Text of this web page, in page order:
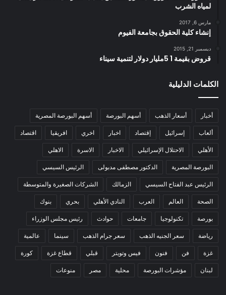
لمياه الشرب
مارس 6, 2017
إنشاء كلية الحقوق بجامعة الفيوم
ديسمبر 21, 2015
قروض بقيمة 1 5مليار دولار لتنمية سيناء
الكلمات الدليلية
أخبار أسعار الذهب أسهم البورصة أسهم البورصة المصرية
ألعاب إسرائيل إقتصاد اخبار اخري افريقيا اقتصاد
الأهلي الاحتلال الإسرائيلي الاخبار الاسرة الاهلي
البورصة المصرية الدكتور مصطفى مدبولى الرئيس السيسي
الرئيس عبد الفتاح السيسي الزمالك الشركات الصغيرة والمتوسطة
الصحة العالم العرب النادي الأهلي بحري بنوك
بورصة تكنولوجيا جامعات حوادث رئيس مجلس الوزراء
رياضة سعر الجنيه الذهب سعر جرام الذهب سينما عالمية
غزة فن فنون فيس وتويتر قبلي قطاع غزة كورة
لبنان مؤشرات البورصة محلية مصر منوعات